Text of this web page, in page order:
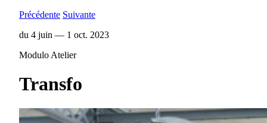
Précédente Suivante
du 4 juin — 1 oct. 2023
Modulo Atelier
Transfo